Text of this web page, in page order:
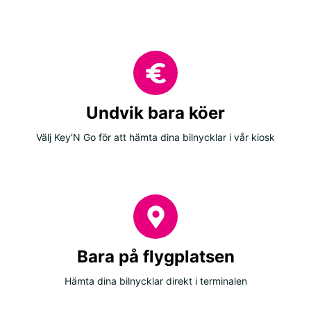
Undvik bara köer
Välj Key'N Go för att hämta dina bilnycklar i vår kiosk
Bara på flygplatsen
Hämta dina bilnycklar direkt i terminalen